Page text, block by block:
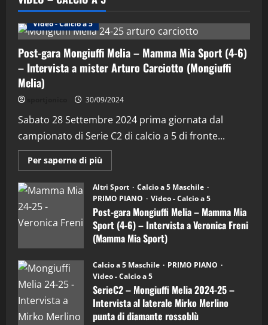
Altri Sport Calcio a 5 Maschile
Video - Calcio a 5
Post-gara Mongiuffi Melia – Mamma Mia Sport (4-6)
– Intervista a mister Arturo Carciotto (Mongiuffi
Melia)
30/09/2024
Sabato 28 Settembre 2024 prima giornata dal
campionato di Serie C2 di calcio a 5 di fronte...
Per saperne di più
informazioni
Post-
gara
Mongiuffi
Melia
–
Mamma
Mia
Sport
6)
–
Intervista
a
mister
Arturo
Carciotto
(Mongiuffi
Altri Sport
Calcio a 5 Maschile
PRIMO PIANO
Video - Calcio a 5
Post-gara Mongiuffi Melia – Mamma Mia
Sport (4-6) – Intervista a Veronica Freni
(Mamma Mia Sport)
Calcio a 5 Maschile
PRIMO PIANO
Video - Calcio a 5
SerieC2 – Mongiuffi Melia 2024-25 –
Intervista al laterale Mirko Merlino
punta di diamante rossoblù
2
“SportEmpire” in Podcast: 29^ Puntata
(Martedi 28 Aprile 2026)
28/04/2026
3
"SportEmpire" in Podcast
“SportEmpire” in Podcast: 28^ Puntata
(Martedi 21 Aprile 2026)
21/04/2026
“SportEmpire” in Podcast: 27^ Puntata
(Martedi 14 Aprile 2026)
15/04/2026